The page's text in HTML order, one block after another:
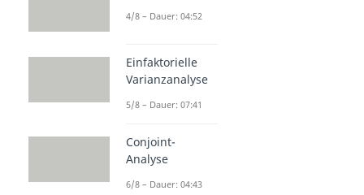
4/8 – Dauer: 04:52
Einfaktorielle
Varianzanalyse
5/8 – Dauer: 07:41
Conjoint-
Analyse
6/8 – Dauer: 04:43